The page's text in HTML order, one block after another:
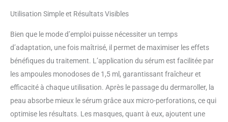
une hydratation maximale et
d'hydratation
Utilisation Simple et Résultats Visibles
Bien que le mode d’emploi puisse nécessiter un temps
d’adaptation, une fois maîtrisé, il permet de maximiser les effets
bénéfiques du traitement. L’application du sérum est facilitée par
les ampoules monodoses de 1,5 ml, garantissant fraîcheur et
efficacité à chaque utilisation. Après le passage du dermaroller, la
peau absorbe mieux le sérum grâce aux micro-perforations, ce qui
optimise les résultats. Les masques, quant à eux, ajoutent une